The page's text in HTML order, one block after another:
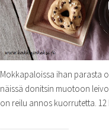
Mokkapaloissa ihan parasta
näissä donitsin muotoon
on reilu annos kuorrutetta. 12